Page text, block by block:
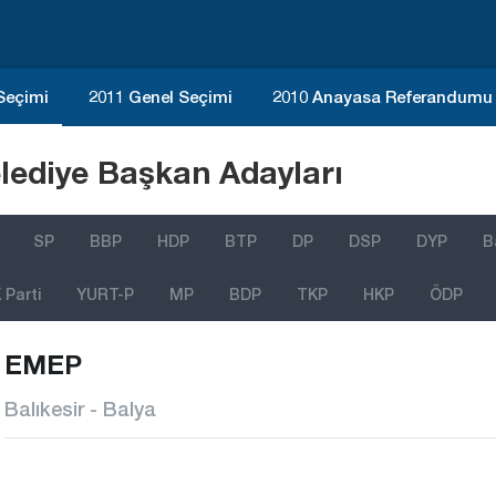
2011 Genel Seçimi 2010 Anayasa Referandumu
Başkan Adayları
SP BBP HDP BTP DP DSP DYP
Parti YURT-P MP BDP TKP HKP ÖDP
EMEP
Balıkesir - Balya